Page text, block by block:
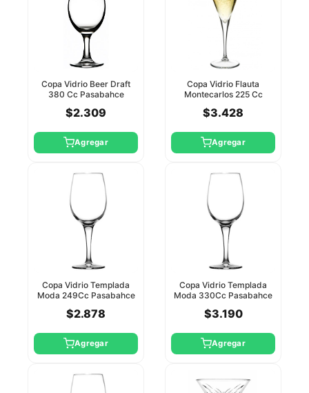
Copa Vidrio Beer Draft
380 Cc Pasabahce
$2.309
Agregar
Copa Vidrio Flauta
Montecarlos 225 Cc
$3.428
Agregar
Copa Vidrio Templada
Moda 249Cc Pasabahce
$2.878
Agregar
Copa Vidrio Templada
Moda 330Cc Pasabahce
$3.190
Agregar